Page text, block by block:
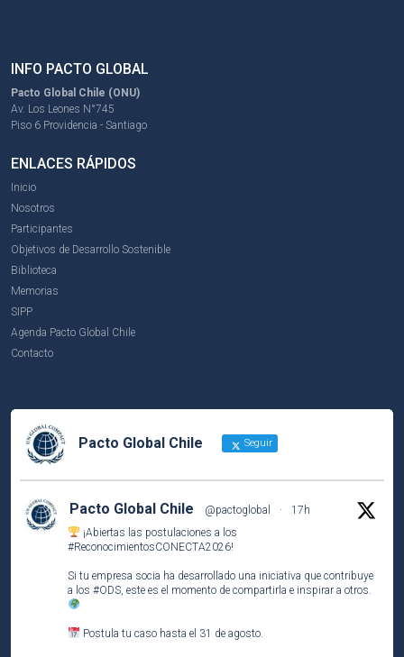
INFO PACTO GLOBAL
Pacto Global Chile (ONU)
Av. Los Leones N°745
Piso 6 Providencia - Santiago
ENLACES RÁPIDOS
Inicio
Nosotros
Participantes
Objetivos de Desarrollo Sostenible
Biblioteca
Memorias
SIPP
Agenda Pacto Global Chile
Contacto
Pacto Global Chile Seguir
Pacto Global Chile @pactoglobal ·
17h
¡Abiertas las postulaciones a los
#ReconocimientosCONECTA2026!
Si tu empresa socia ha desarrollado una iniciativa que contribuye
a los #ODS, este es el momento de compartirla e inspirar a otros.
Postula tu caso hasta el 31 de agosto.